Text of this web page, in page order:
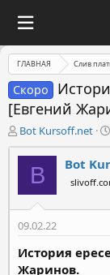
ГЛАВНАЯ Слив
Скоро
[Евгений
А
в
т
м
ы
Bot Kursoff.net
B Bot
09.02.22
История
Жаринов.